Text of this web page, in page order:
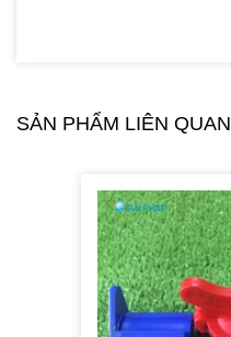
SẢN PHẨM LIÊN QUAN